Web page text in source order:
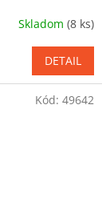
Skladom(8 ks)
DETAIL
Kód: 49642